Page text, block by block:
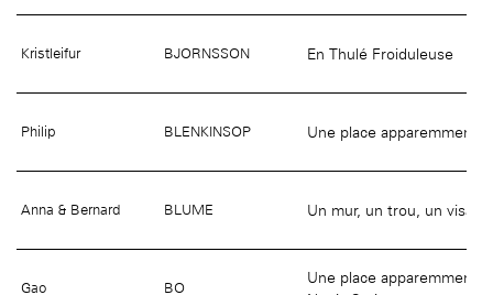
Kristleifur BJORNSSON En Thulé Froiduleuse
Philip BLENKINSOP Une place apparemment
Anna & Bernard BLUME Un mur, un trou, un visage
Gao BO
Une place apparemment